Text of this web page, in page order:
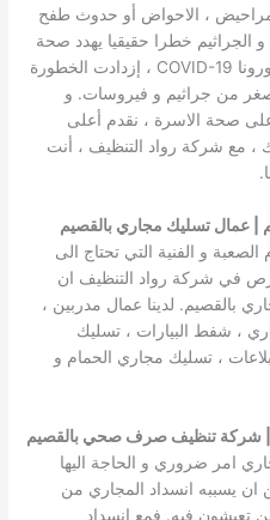
، الاحواض أو حدوث طفح
و الجراثيم خطرا حقيقيا يهدد صحة
أفراد الأسرة. و مع ظهور فيروس كورونا COVID-19 ، إزدادت الخطورة
الصغر من جراثيم و فيروسات. و
صحة الاسرة ، نقدم أعلى
، مع شركة رواد التنظيف ، أنت
عمال تسليك مجاري بالقصيم
و الفنية التي تحتاج الى
في شركة رواد التنظيف ان
بالقصيم. لدينا عمال مدربين ،
، شفط البيارات ، تسليك
، تسليك مجاري الحمام و
| شركة تنظيف صرف صحي بالقصيم
امر ضروري و الحاجة اليها
يسببه انسداد المجاري من
تعيشون فيه. فمع انسداد